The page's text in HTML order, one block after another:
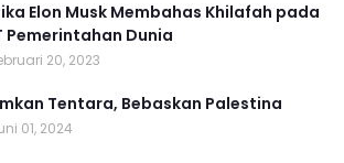
Elon Musk Membahas Khilafah pada
Pemerintahan Dunia
20, 2023
Tentara, Bebaskan Palestina
01, 2024